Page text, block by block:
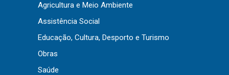
Leis, Decretos e Portarias
Agricultura e Meio Ambiente
Assistência Social
Educação, Cultura, Desporto e Turismo
Obras
Saúde